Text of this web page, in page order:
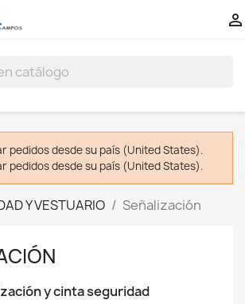

pedidos desde su país (United States).
pedidos desde su país (United States).
Y VESTUARIO Señalización
y cinta seguridad